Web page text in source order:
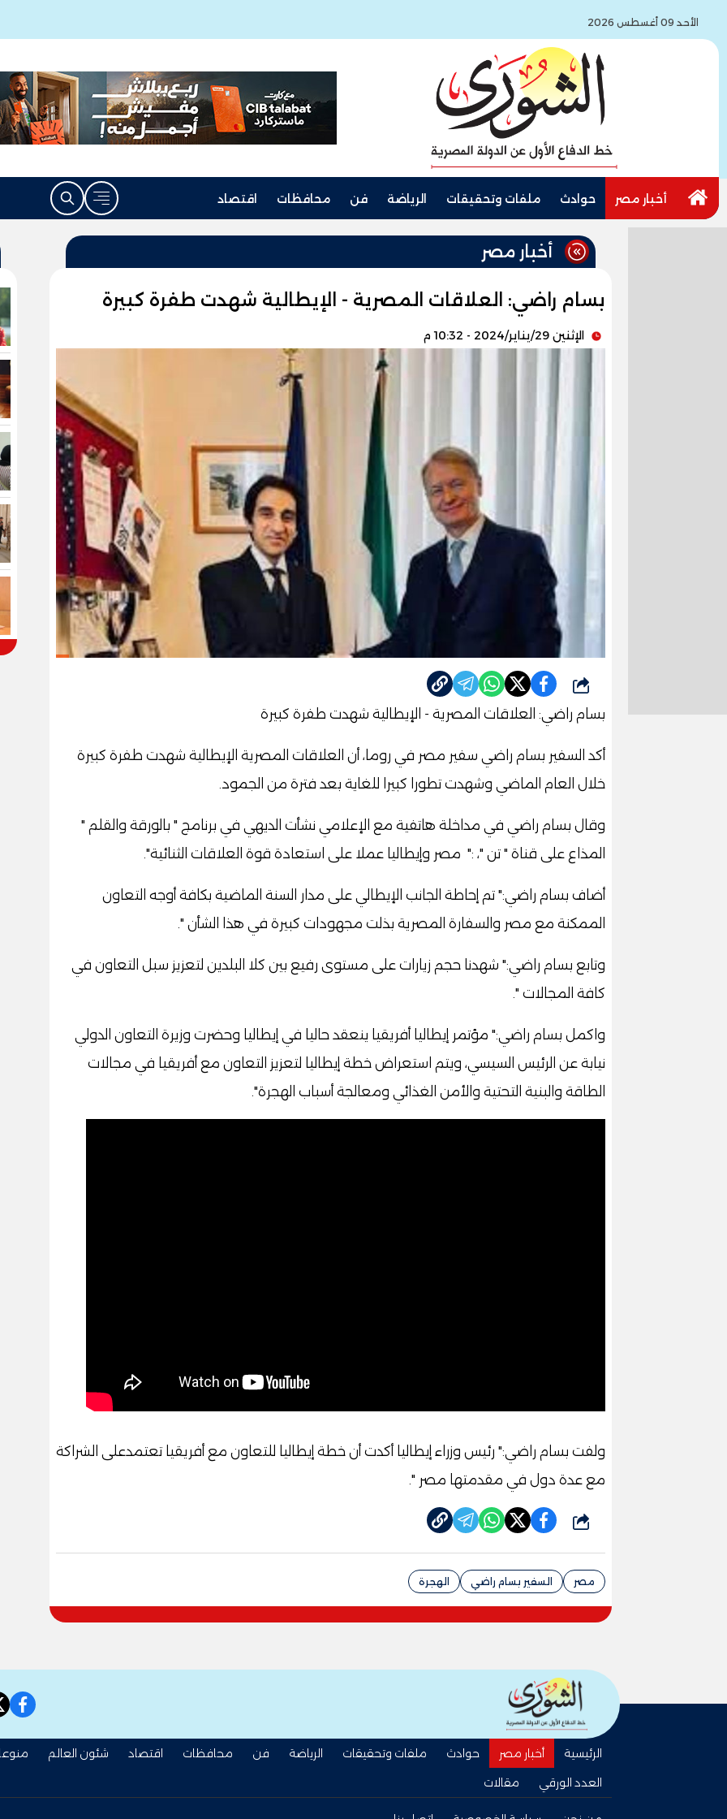
الأحد 09 أغسطس 2026
أخبار مصر حوادث ملفات وتحقيقات الرياضة فن محافظات اقتصاد
أخبار مصر
بسام راضي: العلاقات المصرية - الإيطالية شهدت طفرة كبيرة
الإثنين 29/يناير/2024 - 10:32 م
شارك
بسام راضي: العلاقات المصرية - الإيطالية شهدت طفرة كبيرة
أكد السفير بسام راضي سفير مصر في روما، أن العلاقات المصرية الإيطالية شهدت طفرة كبيرة
خلال العام الماضي وشهدت تطورا كبيرا للغاية بعد فترة من الجمود.
وقال بسام راضي في مداخلة هاتفية مع الإعلامي نشأت الديهي في برنامج " بالورقة والقلم "
المذاع على قناة " تن "، :" مصر وإيطاليا عملا على استعادة قوة العلاقات الثنائية".
أضاف بسام راضي:" تم إحاطة الجانب الإيطالي على مدار السنة الماضية بكافة أوجه التعاون
الممكنة مع مصر والسفارة المصرية بذلت مجهودات كبيرة في هذا الشأن ".
وتابع بسام راضي:" شهدنا حجم زيارات على مستوى رفيع بين كلا البلدين لتعزيز سبل التعاون في
كافة المجالات ".
واكمل بسام راضي:" مؤتمر إيطاليا أفريقيا ينعقد حاليا في إيطاليا وحضرت وزيرة التعاون الدولي
نيابة عن الرئيس السيسي، ويتم استعراض خطة إيطاليا لتعزيز التعاون مع أفريقيا في مجالات
الطاقة والبنية التحتية والأمن الغذائي ومعالجة أسباب الهجرة".
ولفت بسام راضي:" رئيس وزراء إيطاليا أكدت أن خطة إيطاليا للتعاون مع أفريقيا تعتمدعلى الشراكة
مع عدة دول في مقدمتها مصر ".
شارك
مصر السفير بسام راضي الهجرة
الرئيسية أخبار مصر حوادث ملفات وتحقيقات الرياضة فن محافظات اقتصاد شئون العالم
العدد الورقي
مقالات